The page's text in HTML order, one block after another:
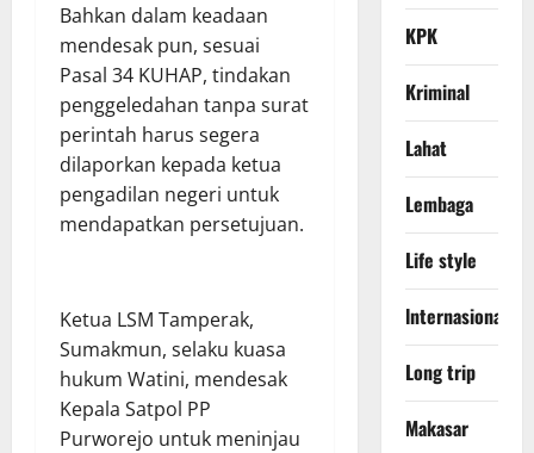
Bahkan dalam keadaan
mendesak pun, sesuai
Pasal 34 KUHAP, tindakan
penggeledahan tanpa surat
perintah harus segera
dilaporkan kepada ketua
pengadilan negeri untuk
mendapatkan persetujuan.
Ketua LSM Tamperak,
Sumakmun, selaku kuasa
hukum Watini, mendesak
Kepala Satpol PP
Purworejo untuk meninjau
KPK
Kriminal
Lahat
Lembaga
Life style
lnternasional
Long trip
Makasar